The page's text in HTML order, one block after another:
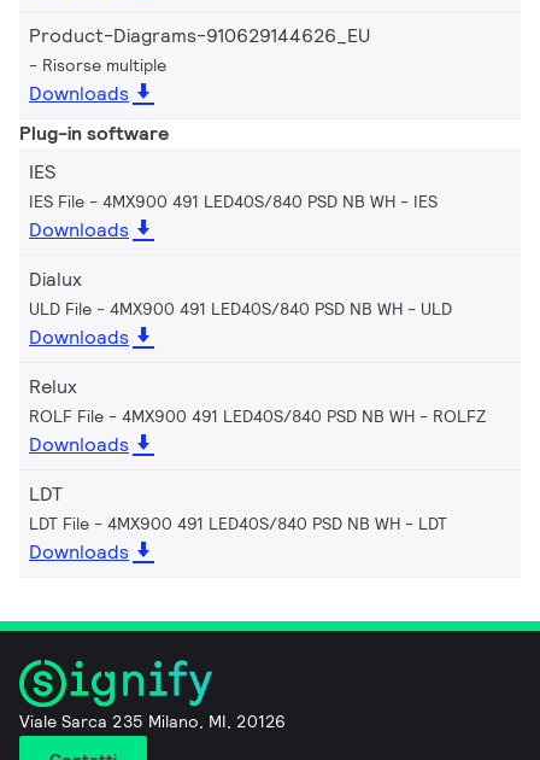
Product-Diagrams-910629144626_EU
Risorse multiple
Downloads
Plug-in software
IES
IES File - 4MX900 491 LED40S/840 PSD NB WH IES
Downloads
Dialux
ULD File - 4MX900 491 LED40S/840 PSD NB WH ULD
Downloads
Relux
ROLF File - 4MX900 491 LED40S/840 PSD NB WH ROLFZ
Downloads
LDT
LDT File - 4MX900 491 LED40S/840 PSD NB WH LDT
Downloads
Viale Sarca 235 Milano, MI, 20126